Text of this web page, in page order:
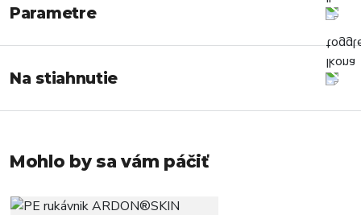
Parametre
Na stiahnutie
Mohlo by sa vám páčiť